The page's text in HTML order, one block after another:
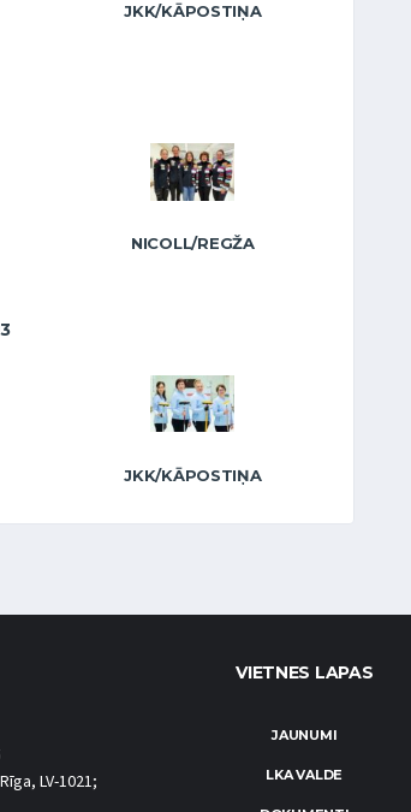
JKK/KĀPOSTIŅA
NICOLL/REGŽA
JKK/KĀPOSTIŅA
LV-1021;
VIETNES LAPAS
JAUNUMI
LKA VALDE